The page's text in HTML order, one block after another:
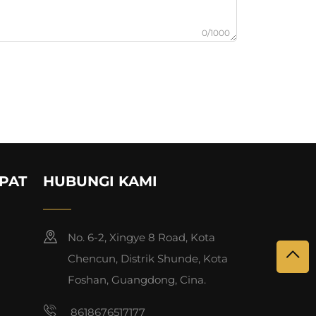
0/1000
HUBUNGI KAMI
No. 6-2, Xingye 8 Road, Kota
Chencun, Distrik Shunde, Kota
Foshan, Guangdong, Cina.
8618676517177